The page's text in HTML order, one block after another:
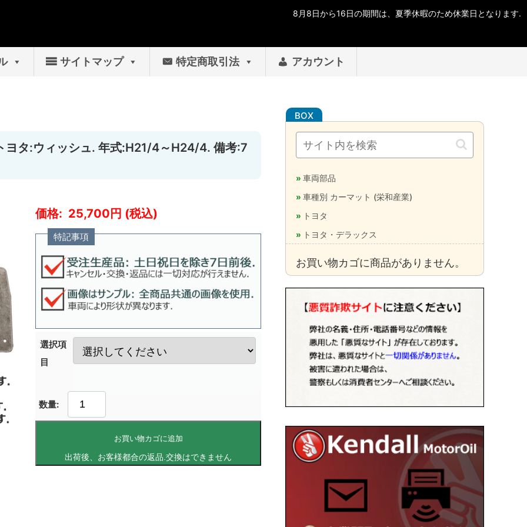
サイトマップ 特定商取引法 アカウント
ヨタ:ウィッシュ. 年式:H21/4～H24/4. 備考:7
25,700
特記事項
選択項
目
お買い物カゴに追加
車両部品
車種別 カーマット (栄和産業)
トヨタ
トヨタ・デラックス
お買い物カゴに商品がありません。